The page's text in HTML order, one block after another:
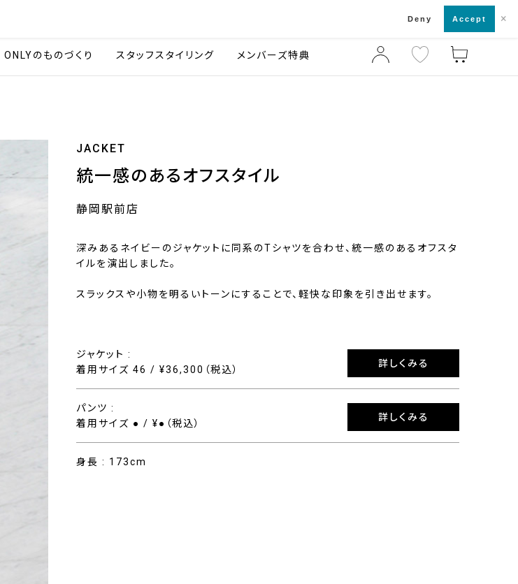
店舗一覧・来店予約
ONLYのものづくり スタッフスタイリング メンバーズ特典
JACKET
統一感のあるオフスタイル
静岡駅前店
深みあるネイビーのジャケットに同系のTシャツを合わせ、統一感のあるオフスタ
イルを演出しました。
スラックスや小物を明るいトーンにすることで、軽快な印象を引き出せます。
ジャケット :
着用サイズ 46 / ¥36,300（税込）
詳しくみる
パンツ :
着用サイズ ● / ¥●（税込）
詳しくみる
身長 : 173cm
Deny Accept ×